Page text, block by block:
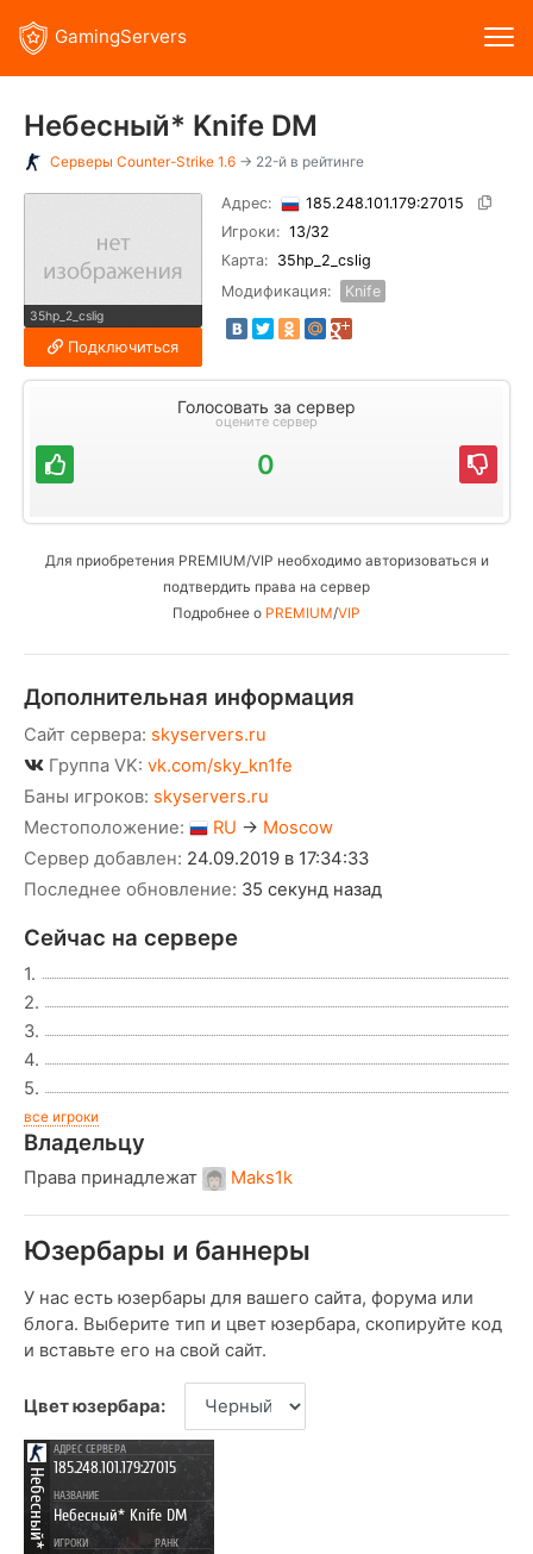
GamingServers
Небесный* Knife DM
Серверы Counter-Strike 1.6 → 22-й в рейтинге
35hp_2_cslig
Подключиться
Адрес:
185.248.101.179:27015
Игроки: 13/32
Карта: 35hp_2_cslig
Модификация:
Knife
Голосовать за сервер
оцените сервер
0
Для приобретения PREMIUM/VIP необходимо авторизоваться и
подтвердить права на сервер
Подробнее о PREMIUM/VIP
Дополнительная информация
Сайт сервера: skyservers.ru
Группа VK: vk.com/sky_kn1fe
Баны игроков: skyservers.ru
Местоположение:
RU → Moscow
Сервер добавлен: 24.09.2019 в 17:34:33
Последнее обновление: 35 секунд назад
Сейчас на сервере
1.
2.
3.
4.
5.
все игроки
Владельцу
Права принадлежат Maks1k
Юзербары и баннеры
У нас есть юзербары для вашего сайта, форума или
блога. Выберите тип и цвет юзербара, скопируйте код
и вставьте его на свой сайт.
Цвет юзербара: